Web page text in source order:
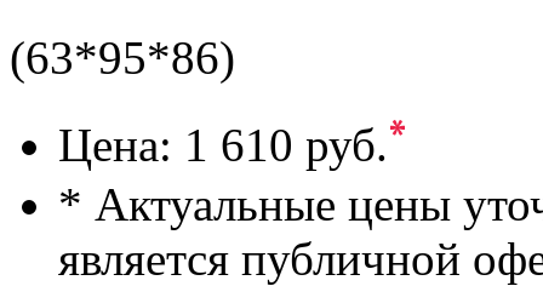
(63*95*86)
Цена: 1 610 руб.*
* Актуальные цены
является публичной